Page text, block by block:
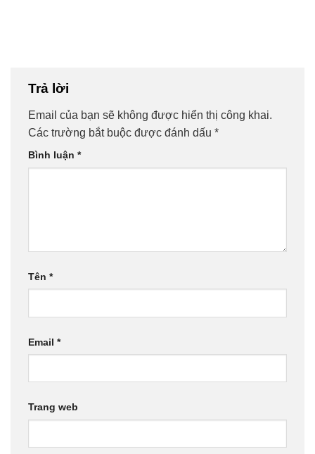
Trả lời
Email của bạn sẽ không được hiển thị công khai.
Các trường bắt buộc được đánh dấu *
Bình luận *
Tên *
Email *
Trang web